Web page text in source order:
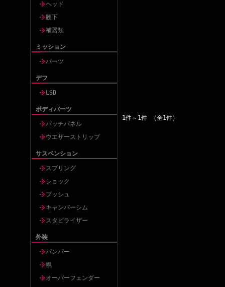
ヘッド
腰下
補器類
ミッション
パーツ
デフ
LSD
ボディパーツ
パッチパネル
ウエザーストリップ
サスペンション
スプリング
ショック
ブッシュ
キャンバーシム
スタビライザー
外装
バンパー
幌
オーバーフェンダー
1件～1件 （全1件）